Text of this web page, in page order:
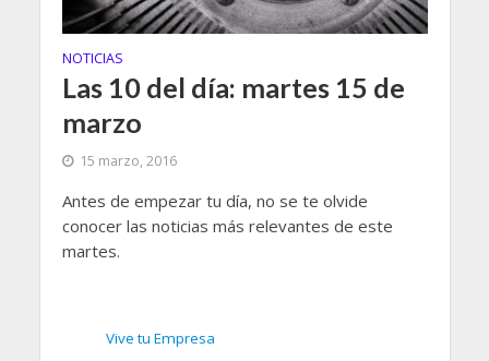
NOTICIAS
Las 10 del día: martes 15 de
marzo
15 marzo, 2016
Antes de empezar tu día, no se te olvide
conocer las noticias más relevantes de este
martes.
Vive tu Empresa